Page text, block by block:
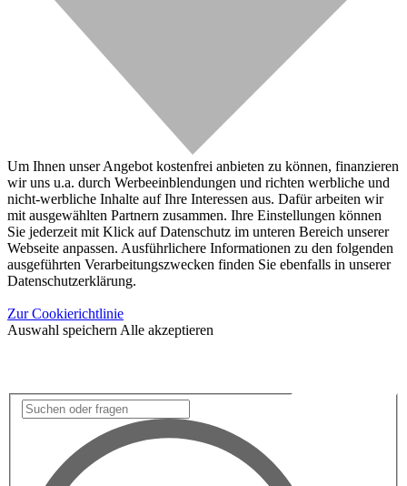
Um Ihnen unser Angebot kostenfrei anbieten zu können, finanzieren
wir uns u.a. durch Werbeeinblendungen und richten werbliche und
nicht-werbliche Inhalte auf Ihre Interessen aus. Dafür arbeiten wir
mit ausgewählten Partnern zusammen. Ihre Einstellungen können
Sie jederzeit mit Klick auf Datenschutz im unteren Bereich unserer
Webseite anpassen. Ausführlichere Informationen zu den folgenden
ausgeführten Verarbeitungszwecken finden Sie ebenfalls in unserer
Datenschutzerklärung.
Zur Cookierichtlinie
Auswahl speichern Alle akzeptieren